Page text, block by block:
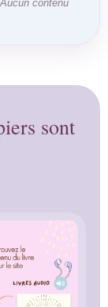
contenu